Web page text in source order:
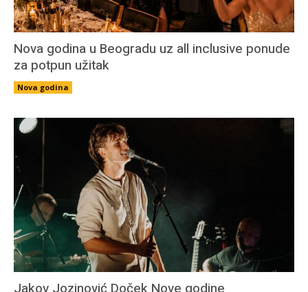
Nova godina u Beogradu uz all inclusive ponude
za potpun užitak
Nova godina